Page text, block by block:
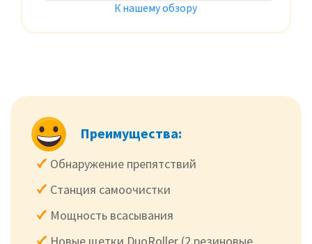
К нашему обзору
Преимущества:
Обнаружение препятствий
Станция самоочистки
Мощность всасывания
Новые щетки DuoRoller (2 резиновые